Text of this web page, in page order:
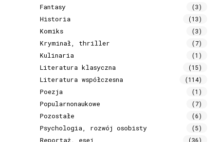
Fantasy (3)
Historia (13)
Komiks (3)
Kryminał, thriller (7)
Kulinaria (1)
Literatura klasyczna (15)
Literatura współczesna (114)
Poezja (1)
Popularnonaukowe (7)
Pozostałe (6)
Psychologia, rozwój osobisty (5)
Reportaż, esej (36)